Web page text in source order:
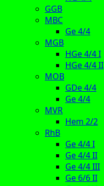
GGB
MBC
Ge 4/4
MGB
HGe 4/4 I
HGe 4/4 II
MOB
GDe 4/4
Ge 4/4
MVR
Hem 2/2
RhB
Ge 4/4 I
Ge 4/4 II
Ge 4/4 III
Ge 6/6 II